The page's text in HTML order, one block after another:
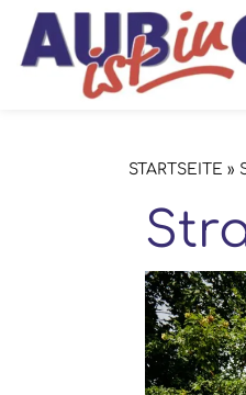
STARTSEITE »